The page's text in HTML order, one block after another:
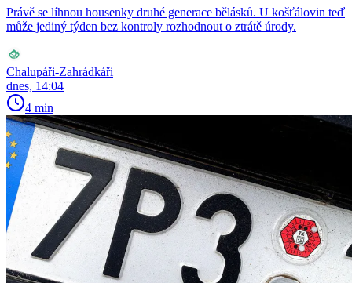
Právě se líhnou housenky druhé generace bělásků. U košťálovin teď
může jediný týden bez kontroly rozhodnout o ztrátě úrody.
Chalupáři-Zahrádkáři
dnes, 14:04
4 min